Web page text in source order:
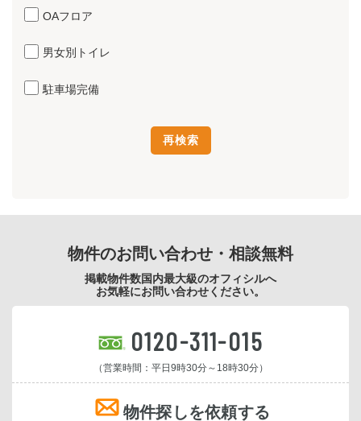
OAフロア
男女別トイレ
駐車場完備
物件のお問い合わせ・相談無料
掲載物件数国内最大級のオフィシルへ
お気軽にお問い合わせください。
0120-311-015
（営業時間：平日9時30分～18時30分）
物件探しを依頼する